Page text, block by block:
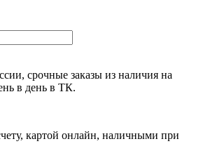
срочные заказы из наличия на
в день в ТК.
картой онлайн, наличными при